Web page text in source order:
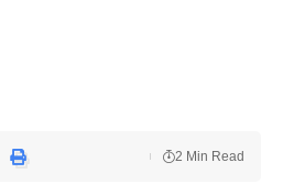
2 Min Read